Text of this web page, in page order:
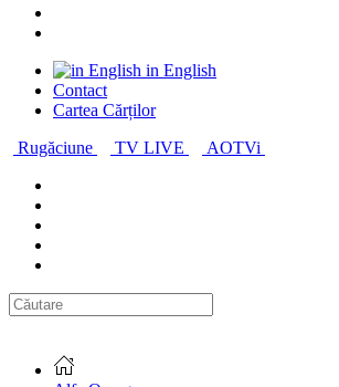
in English
Contact
Cartea Cărților
Rugăciune
TV LIVE AOTVi